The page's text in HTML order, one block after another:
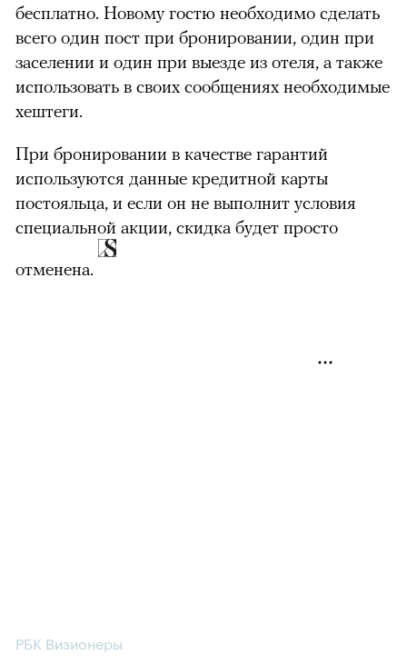
бесплатно. Новому гостю необходимо сделать
всего один пост при бронировании, один при
заселении и один при выезде из отеля, а также
использовать в своих сообщениях необходимые
хештеги.
При бронировании в качестве гарантий
используются данные кредитной карты
постояльца, и если он не выполнит условия
специальной акции, скидка будет просто
отменена.
РБК Визионеры